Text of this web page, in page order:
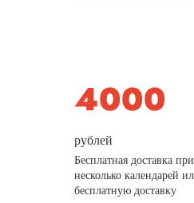
рублей
Бесплатная доставка
несколько календарей
бесплатную доставку